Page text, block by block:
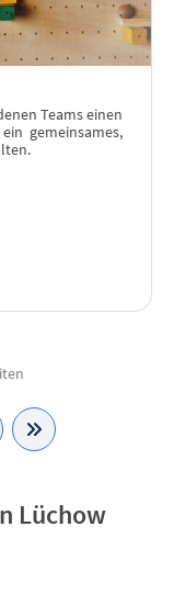
Teams einen
gemeinsames,
Lüchow